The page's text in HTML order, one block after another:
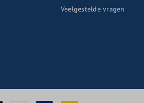
Veelgestelde vragen